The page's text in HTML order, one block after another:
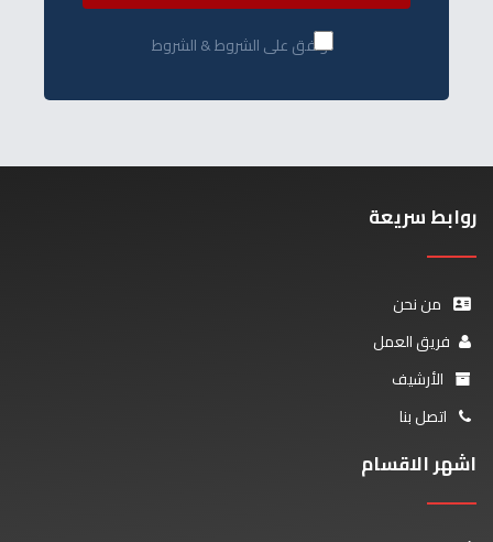
أوافق على الشروط & الشروط
روابط سريعة
من نحن
فريق العمل
الأرشيف
اتصل بنا
اشهر الاقسام